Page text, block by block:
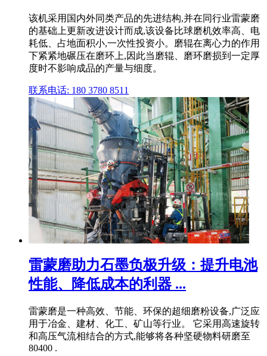
该机采用国内外同类产品的先进结构,并在同行业雷蒙磨
的基础上更新改进设计而成,该设备比球磨机效率高、电
耗低、占地面积小,一次性投资小。磨辊在离心力的作用
下紧紧地碾压在磨环上,因此当磨辊、磨环磨损到一定厚
度时不影响成品的产量与细度。
联系电话: 180 3780 8511
雷蒙磨助力石墨负极升级：提升电池
性能、降低成本的利器 ...
雷蒙磨是一种高效、节能、环保的超细磨粉设备,广泛应
用于冶金、建材、化工、矿山等行业。 它采用高速旋转
和高压气流相结合的方式,能够将各种坚硬物料研磨至
80400 .